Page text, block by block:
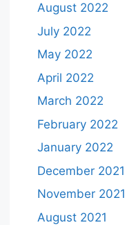
August 2022
July 2022
May 2022
April 2022
March 2022
February 2022
January 2022
December 2021
November 2021
August 2021